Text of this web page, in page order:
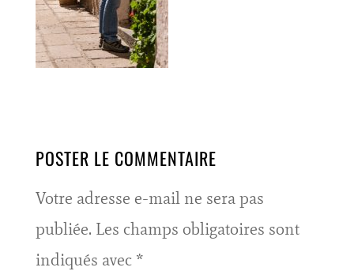
POSTER LE COMMENTAIRE
Votre adresse e-mail ne sera pas
publiée. Les champs obligatoires sont
indiqués avec *